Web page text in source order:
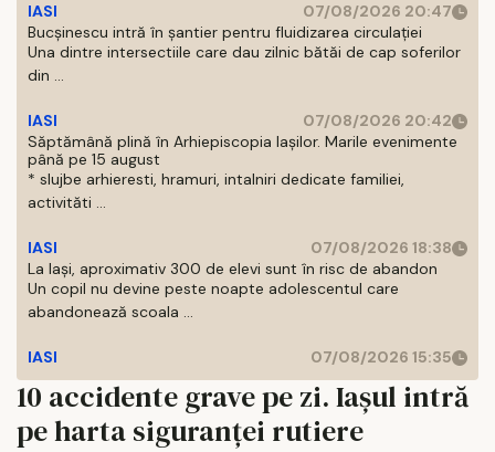
IASI
07/08/2026 20:47
Bucșinescu intră în șantier pentru fluidizarea circulației
Una dintre intersectiile care dau zilnic bătăi de cap soferilor
din ...
IASI
07/08/2026 20:42
Săptămână plină în Arhiepiscopia Iașilor. Marile evenimente
până pe 15 august
* slujbe arhieresti, hramuri, intalniri dedicate familiei,
activităti ...
IASI
07/08/2026 18:38
La Iași, aproximativ 300 de elevi sunt în risc de abandon
Un copil nu devine peste noapte adolescentul care
abandonează scoala ...
IASI 07/08/2026 15:35
10 accidente grave pe zi. Iașul intră
pe harta siguranței rutiere